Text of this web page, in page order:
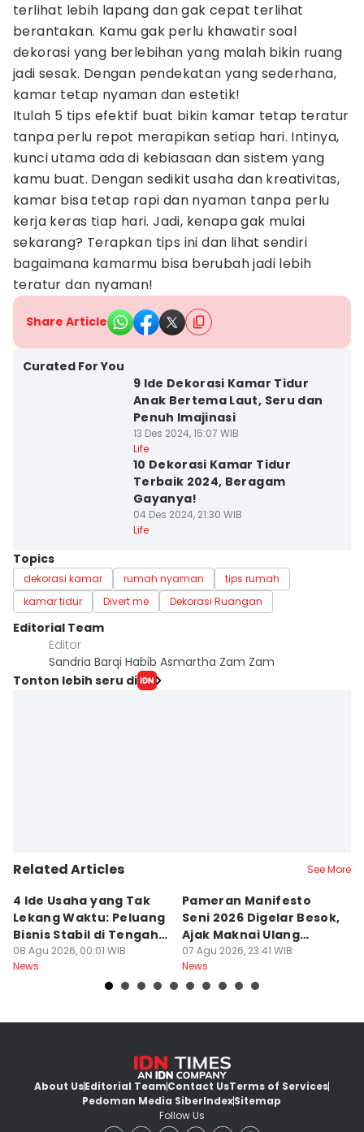
terlihat lebih lapang dan gak cepat terlihat
berantakan. Kamu gak perlu khawatir soal
dekorasi yang berlebihan yang malah bikin ruang
jadi sesak. Dengan pendekatan yang sederhana,
kamar tetap nyaman dan estetik!
Itulah 5 tips efektif buat bikin kamar tetap teratur
tanpa perlu repot merapikan setiap hari. Intinya,
kunci utama ada di kebiasaan dan sistem yang
kamu buat. Dengan sedikit usaha dan kreativitas,
kamar bisa tetap rapi dan nyaman tanpa perlu
kerja keras tiap hari. Jadi, kenapa gak mulai
sekarang? Terapkan tips ini dan lihat sendiri
bagaimana kamarmu bisa berubah jadi lebih
teratur dan nyaman!
Share Article
Curated For You
9 Ide Dekorasi Kamar Tidur
Anak Bertema Laut, Seru dan
Penuh Imajinasi
13 Des 2024, 15:07 WIB
Life
10 Dekorasi Kamar Tidur
Terbaik 2024, Beragam
Gayanya!
04 Des 2024, 21:30 WIB
Life
Topics
dekorasi kamar rumah nyaman
tips rumah
kamar tidur
Divert me Dekorasi Ruangan
Editorial Team
Editor
Sandria Barqi Habib Asmartha Zam Zam
Tonton lebih seru di
Related Articles See More
4 Ide Usaha yang Tak
Lekang Waktu: Peluang
Bisnis Stabil di Tengah
Perubahan
08 Agu 2026, 00:01 WIB
News
Pameran Manifesto
Seni 2026 Digelar Besok,
Ajak Maknai Ulang
Maritim
07 Agu 2026, 23:41 WIB
News
About UsEditorial TeamContact UsTerms of Services
Pedoman Media SiberIndexSitemap
Follow Us